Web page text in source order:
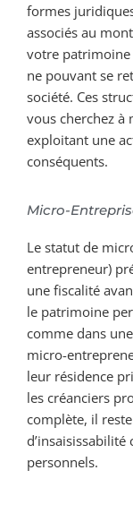
formes
associés au
votre patrimoine
ne pouvant se
société. Ces
vous cherchez à
exploitant une
conséquents.
Micro-
Le statut de
entrepreneur)
une fiscalité
le patrimoine
comme dans
micro-
leur résidence
les créanciers
complète, il
personnels.